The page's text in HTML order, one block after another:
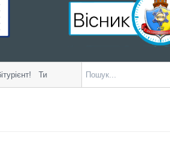
Ти стоїш перед в...